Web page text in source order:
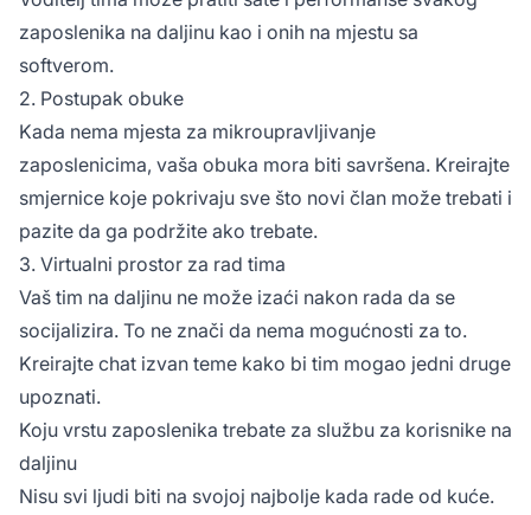
zaposlenika na daljinu kao i onih na mjestu sa
softverom.
2. Postupak obuke
Kada nema mjesta za mikroupravljivanje
zaposlenicima, vaša obuka mora biti savršena. Kreirajte
smjernice koje pokrivaju sve što novi član može trebati i
pazite da ga podržite ako trebate.
3. Virtualni prostor za rad tima
Vaš tim na daljinu ne može izaći nakon rada da se
socijalizira. To ne znači da nema mogućnosti za to.
Kreirajte chat izvan teme kako bi tim mogao jedni druge
upoznati.
Koju vrstu zaposlenika trebate za službu za korisnike na
daljinu
Nisu svi ljudi biti na svojoj najbolje kada rade od kuće.